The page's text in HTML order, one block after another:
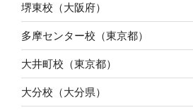
堺東校（大阪府）
多摩センター校（東京都）
大井町校（東京都）
大分校（大分県）